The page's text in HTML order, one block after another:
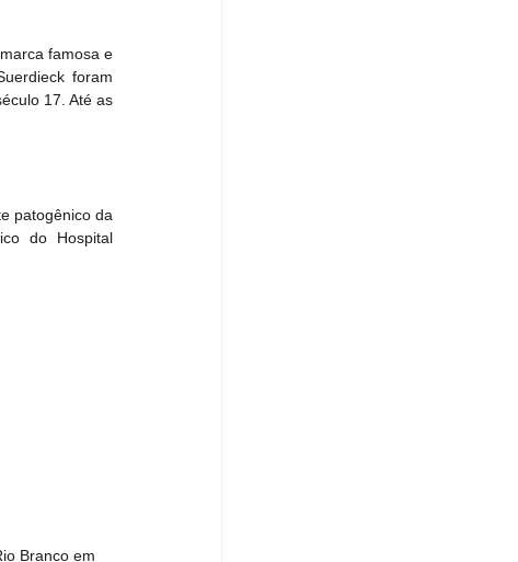
famosa e
foram
17. Até as
patogênico da
do Hospital
Branco em